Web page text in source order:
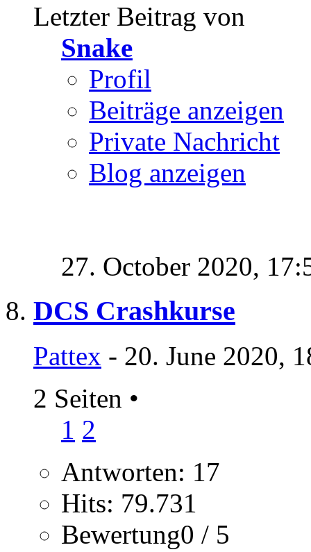
Letzter Beitrag von
Snake
Profil
Beiträge anzeigen
Private Nachricht
Blog anzeigen
27. October 2020,
DCS Crashkurse
Pattex - 20. June 2020,
2 Seiten •
1 2
Antworten: 17
Hits: 79.731
Bewertung0 / 5